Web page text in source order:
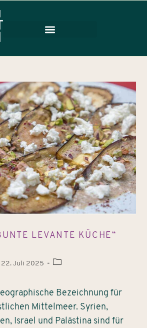
LEVANTE KÜCHE“
22. Juli 2025
Bezeichnung für
Mittelmeer. Syrien,
Israel und Palästina sind für